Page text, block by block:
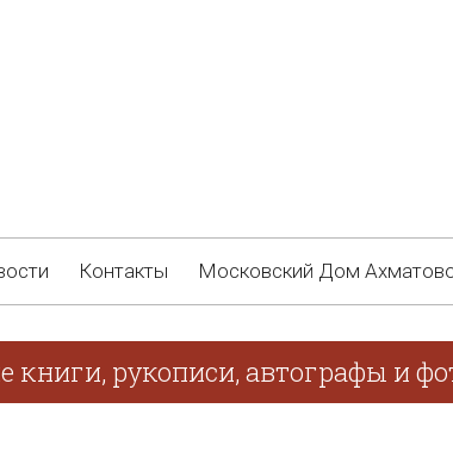
Контакты Московский Дом
рукописи, автографы и